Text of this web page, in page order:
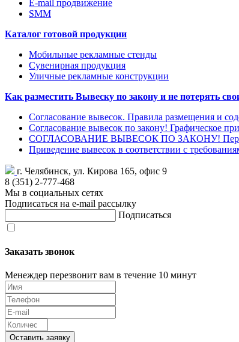
E-mail продвижение
SMM
Каталог готовой продукции
Мобильные рекламные стенды
Сувенирная продукция
Уличные рекламные конструкции
Как разместить Вывеску по закону и не потерять
Согласование вывесок. Правила размещения и
Согласование вывесок по закону! Графическое
СОГЛАСОВАНИЕ ВЫВЕСОК ПО ЗАКОНУ!
Приведение вывесок в соответствии с
г. Челябинск, ул. Кирова 165, офис 9
8 (351) 2-777-468
Мы в социальных сетях
Подписаться на e-mail рассылку
Подписаться
Заказать звонок
Менеждер перезвонит вам в течение 10 минут
Оставить заявку